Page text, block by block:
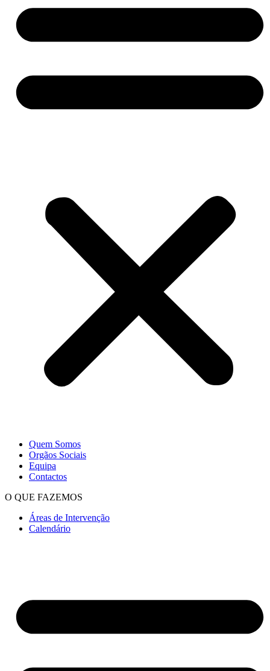
Quem Somos
Orgãos Sociais
Equipa
Contactos
O QUE FAZEMOS
Áreas de Intervenção
Calendário